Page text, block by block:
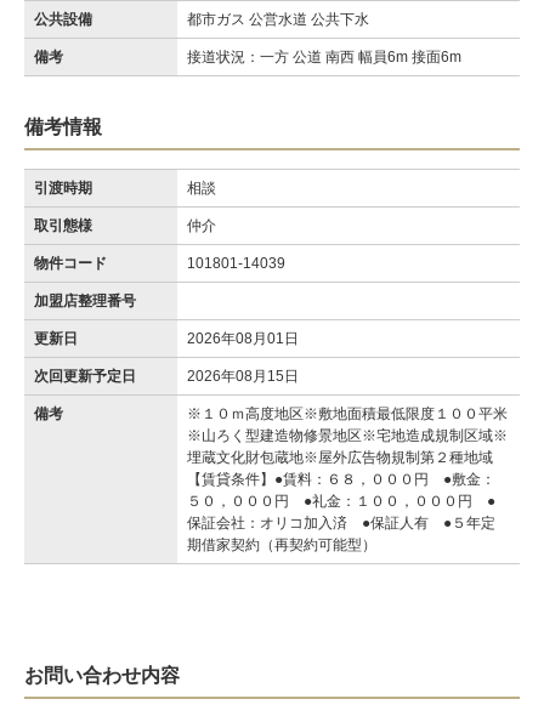
公共設備 都市ガス 公営水道 公共下水
備考 接道状況：一方 公道 南西 幅員6m 接面6m
備考情報
引渡時期 相談
取引態様 仲介
物件コード 101801-14039
加盟店整理番号
更新日 2026年08月01日
次回更新予定日 2026年08月15日
備考
※１０ｍ高度地区※敷地面積最低限度１００平米
※山ろく型建造物修景地区※宅地造成規制区域※
埋蔵文化財包蔵地※屋外広告物規制第２種地域
【賃貸条件】●賃料：６８，０００円 ●敷金：
５０，０００円 ●礼金：１００，０００円 ●
保証会社：オリコ加入済 ●保証人有 ●５年定
期借家契約（再契約可能型）
お問い合わせ内容